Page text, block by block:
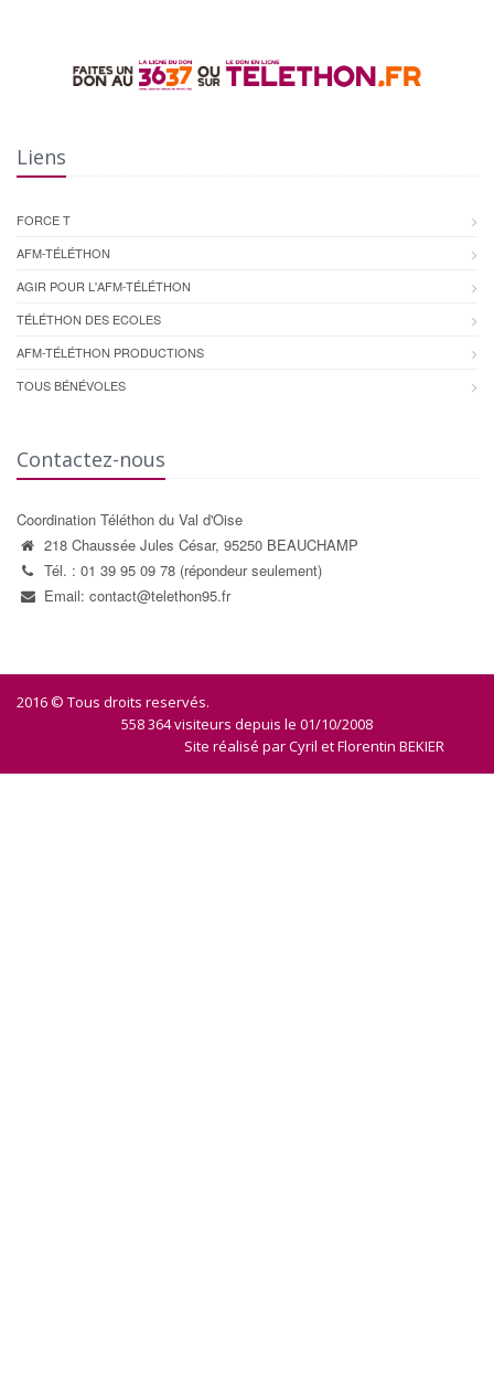
Liens
FORCE T
AFM-TÉLÉTHON
AGIR POUR L'AFM-TÉLÉTHON
TÉLÉTHON DES ECOLES
AFM-TÉLÉTHON PRODUCTIONS
TOUS BÉNÉVOLES
Contactez-nous
Coordination Téléthon du Val d'Oise
218 Chaussée Jules César, 95250 BEAUCHAMP
Tél. : 01 39 95 09 78 (répondeur seulement)
Email: contact@telethon95.fr
2016 © Tous droits reservés.
558 364 visiteurs depuis le 01/10/2008
Site réalisé parCyril et Florentin BEKIER